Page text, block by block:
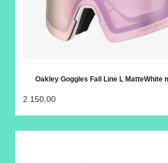
Oakley Goggles Fall Line L MatteWhite
2 150,00